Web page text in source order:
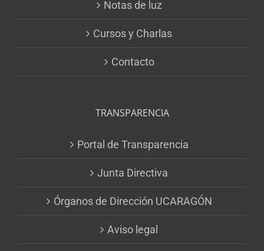
Notas de luz
Cursos y Charlas
Contacto
TRANSPARENCIA
Portal de Transparencia
Junta Directiva
Órganos de Dirección UCARAGÓN
Aviso legal